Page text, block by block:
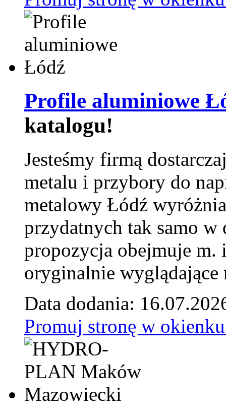
Profile aluminiowe
katalogu!
Jesteśmy firmą
metalu i przybory do
metalowy Łódź
przydatnych tak samo w
propozycja obejmuje m.
oryginalnie wyglądające
Data dodania:
Promuj stronę w